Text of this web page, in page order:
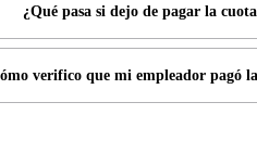
¿Qué pasa si dejo de pagar la
verifico que mi empleador pagó